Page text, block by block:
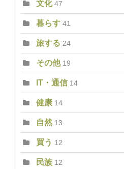
文化 47
暮らす 41
旅する 24
その他 19
IT・通信 14
健康 14
自然 13
買う 12
民族 12